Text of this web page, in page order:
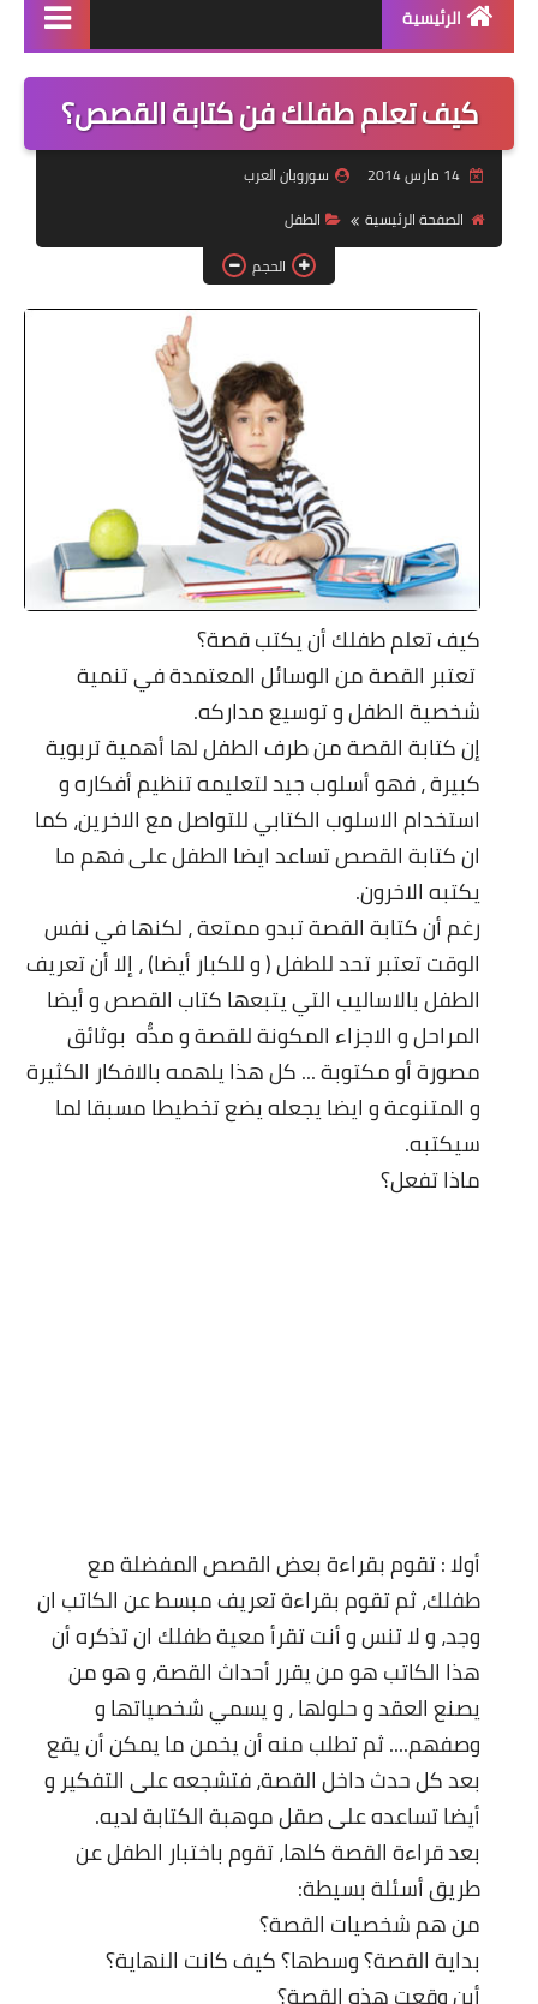
الرئيسية
منتجاتنا
دورة سوروبان اونلاين
كراسات البرنامج pdf
كيف تعلم طفلك فن كتابة القصص؟
14 مارس 2014
سوروبان العرب
الصفحة الرئيسية
الطفل
الحجم
كيف تعلم طفلك أن يكتب قصة؟
تعتبر القصة من الوسائل المعتمدة في تنمية
شخصية الطفل و توسيع مداركه.
إن كتابة القصة من طرف الطفل لها أهمية تربوية
كبيرة ، فهو أسلوب جيد لتعليمه تنظيم أفكاره و
استخدام الاسلوب الكتابي للتواصل مع الاخرين، كما
ان كتابة القصص تساعد ايضا الطفل على فهم ما
يكتبه الاخرون.
رغم أن كتابة القصة تبدو ممتعة ، لكنها في نفس
الوقت تعتبر تحد للطفل ( و للكبار أيضا) ، إلا أن تعريف
الطفل بالاساليب التي يتبعها كتاب القصص و أيضا
المراحل و الاجزاء المكونة للقصة و مدُّه بوثائق
مصورة أو مكتوبة ... كل هذا يلهمه بالافكار الكثيرة
و المتنوعة و ايضا يجعله يضع تخطيطا مسبقا لما
سيكتبه.
ماذا تفعل؟
أولا : تقوم بقراءة بعض القصص المفضلة مع
طفلك، ثم تقوم بقراءة تعريف مبسط عن الكاتب ان
وجد، و لا تنس و أنت تقرأ معية طفلك ان تذكره أن
هذا الكاتب هو من يقرر أحداث القصة، و هو من
يصنع العقد و حلولها ، و يسمي شخصياتها و
وصفهم.... ثم تطلب منه أن يخمن ما يمكن أن يقع
بعد كل حدث داخل القصة، فتشجعه على التفكير و
أيضا تساعده على صقل موهبة الكتابة لديه.
بعد قراءة القصة كلها، تقوم باختبار الطفل عن
طريق أسئلة بسيطة:
من هم شخصيات القصة؟
بداية القصة؟ وسطها؟ كيف كانت النهاية؟